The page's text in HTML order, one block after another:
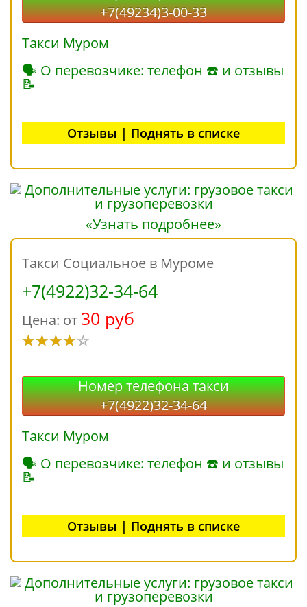
+7(49234)3-00-33
Такси Муром
🗣 О перевозчике: телефон ☎ и отзывы
📝
Отзывы | Поднять в списке
«Узнать подробнее»
Такси Социальное в Муроме
+7(4922)32-34-64
Цена: от 30 руб
Номер телефона такси
+7(4922)32-34-64
Такси Муром
🗣 О перевозчике: телефон ☎ и отзывы
📝
Отзывы | Поднять в списке